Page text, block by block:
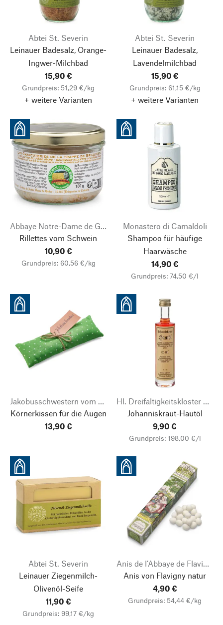
Abtei St. Severin
Leinauer Badesalz, Orange-
Ingwer-Milchbad
15,90 €
Grundpreis: 51,29 €/kg
+ weitere Varianten
Abtei St. Severin
Leinauer Badesalz,
Lavendelmilchbad
15,90 €
Grundpreis: 61,15 €/kg
+ weitere Varianten
Abbaye Notre-Dame de Grâce
Rillettes vom Schwein
10,90 €
Grundpreis: 60,56 €/kg
Monastero di Camaldoli
Shampoo für häufige
Haarwäsche
14,90 €
Grundpreis: 74,50 €/l
Jakobusschwestern vom kostbaren Gewand Jesu
Körnerkissen für die Augen
13,90 €
Hl. Dreifaltigkeitskloster Buchhagen
Johanniskraut-Hautöl
9,90 €
Grundpreis: 198,00 €/l
Abtei St. Severin
Leinauer Ziegenmilch-
Olivenöl-Seife
11,90 €
Grundpreis: 99,17 €/kg
Anis de l’Abbaye de Flavigny
Anis von Flavigny natur
4,90 €
Grundpreis: 54,44 €/kg